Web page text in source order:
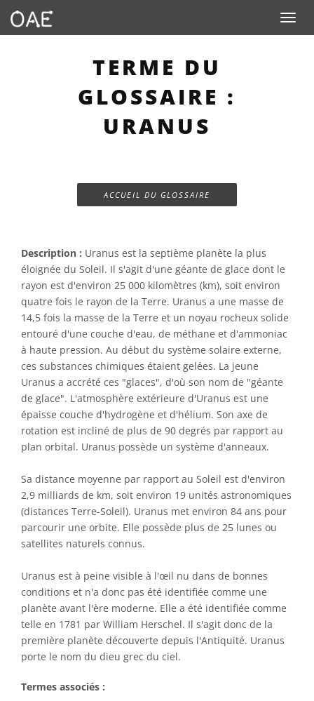
Toggle
TERME DU
GLOSSAIRE :
URANUS
ACCUEIL DU GLOSSAIRE
Description : Uranus est la septième planète la plus
éloignée du Soleil. Il s'agit d'une géante de glace dont le
rayon est d'environ 25 000 kilomètres (km), soit environ
quatre fois le rayon de la Terre. Uranus a une masse de
14,5 fois la masse de la Terre et un noyau rocheux solide
entouré d'une couche d'eau, de méthane et d'ammoniac
à haute pression. Au début du système solaire externe,
ces substances chimiques étaient gelées. La jeune
Uranus a accrété ces "glaces", d'où son nom de "géante
de glace". L'atmosphère extérieure d'Uranus est une
épaisse couche d'hydrogène et d'hélium. Son axe de
rotation est incliné de plus de 90 degrés par rapport au
plan orbital. Uranus possède un système d'anneaux.
Sa distance moyenne par rapport au Soleil est d'environ
2,9 milliards de km, soit environ 19 unités astronomiques
(distances Terre-Soleil). Uranus met environ 84 ans pour
parcourir une orbite. Elle possède plus de 25 lunes ou
satellites naturels connus.
Uranus est à peine visible à l'œil nu dans de bonnes
conditions et n'a donc pas été identifiée comme une
planète avant l'ère moderne. Elle a été identifiée comme
telle en 1781 par William Herschel. Il s'agit donc de la
première planète découverte depuis l'Antiquité. Uranus
porte le nom du dieu grec du ciel.
Termes associés :